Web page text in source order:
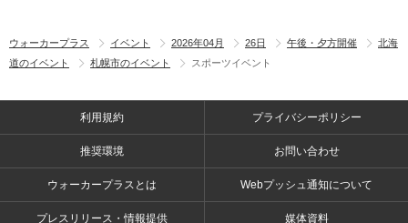
ウォーカープラス イベント 2026年04月 26日 午後・夕方開催
北海
道のイベント
札幌市のイベント スポーツイベント
利用規約 プライバシーポリシー
推奨環境 お問い合わせ
ウォーカープラスとは Webプッシュ通知について
プレスリリース・情報提供 媒体資料